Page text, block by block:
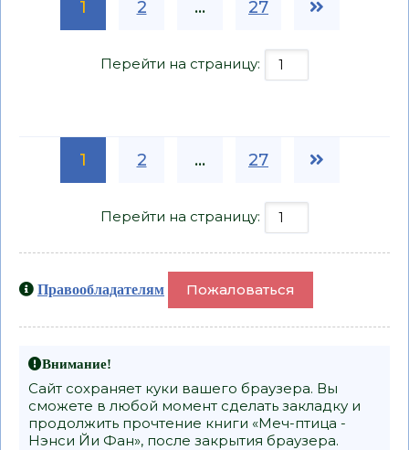
1 2 ... 27
Перейти на страницу:
1 2 ... 27
Перейти на страницу:
Правообладателям Пожаловаться
Внимание!
Сайт сохраняет куки вашего браузера. Вы
сможете в любой момент сделать закладку и
продолжить прочтение книги «Меч-птица -
Нэнси Йи Фан», после закрытия браузера.